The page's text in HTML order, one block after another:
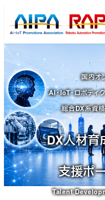
イ
ン
コ
ン
テ
ン
ツ
へ
移
動
国内オ
AI・IoT・ロボティ
総合DX系資
DX人材育
支援ポ
Talent